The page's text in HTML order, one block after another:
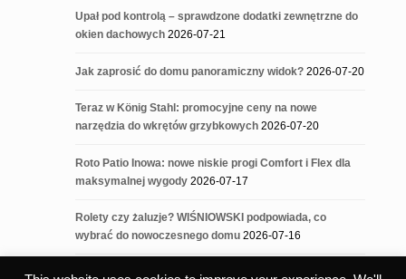
Upał pod kontrolą – sprawdzone dodatki zewnętrzne do
okien dachowych 2026-07-21
Jak zaprosić do domu panoramiczny widok? 2026-07-20
Teraz w König Stahl: promocyjne ceny na nowe
narzędzia do wkrętów grzybkowych 2026-07-20
Roto Patio Inowa: nowe niskie progi Comfort i Flex dla
maksymalnej wygody 2026-07-17
Rolety czy żaluzje? WIŚNIOWSKI podpowiada, co
wybrać do nowoczesnego domu 2026-07-16